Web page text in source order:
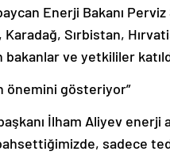
Enerji Bakanı
Sırbistan,
ve yetkililer
önemini gösteriyor”
İlham Aliyev enerji
sadece